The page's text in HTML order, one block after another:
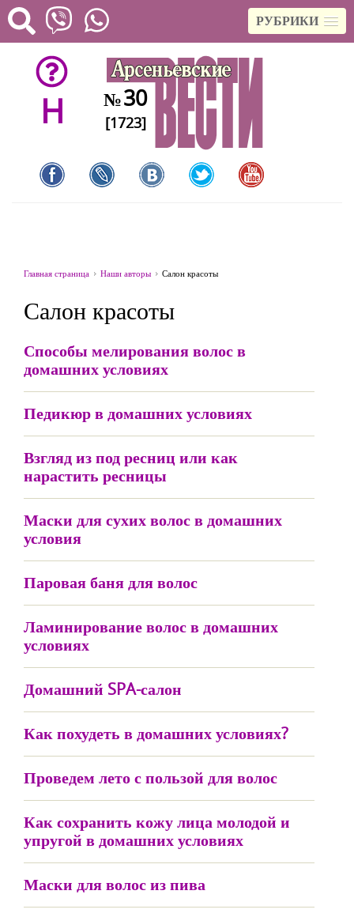
РУБРИКИ
H №30
[1723]
Главная страница Наши авторы Салон красоты
Салон красоты
Способы мелирования волос в
домашних условиях
Педикюр в домашних условиях
Взгляд из под ресниц или как
нарастить ресницы
Маски для сухих волос в домашних
условия
Паровая баня для волос
Ламинирование волос в домашних
условиях
Домашний SPA-салон
Как похудеть в домашних условиях?
Проведем лето с пользой для волос
Как сохранить кожу лица молодой и
упругой в домашних условиях
Маски для волос из пива